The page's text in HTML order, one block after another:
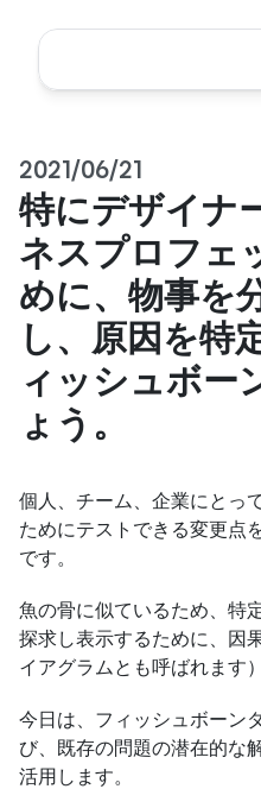
2021/06/21
特にデザイナ
ネスプロフェ
めに、物事を
し、原因を特
ィッシュボー
ょう。
個人、チーム、企業にとっ
ためにテストできる変更点
です。
魚の骨に似ているため、特
探求し表示するために、因
イアグラムとも呼ばれます
今日は、フィッシュボーン
び、既存の問題の潜在的な
活用します。